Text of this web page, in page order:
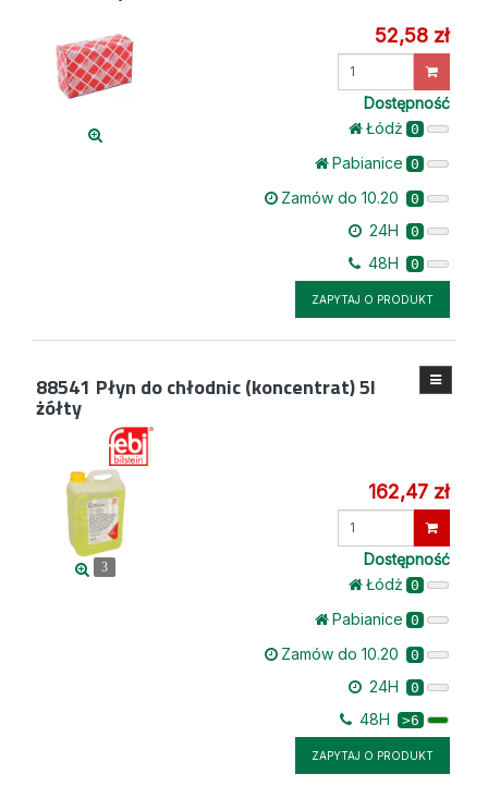
52,58 zł
Wprowadź
Dostępność
Łódż 0
Pabianice 0
Zamów do 10.20 0
24H 0
48H 0
ZAPYTAJ O PRODUKT
88541 Płyn do chłodnic (koncentrat) 5l
żółty
3
162,47 zł
Wprowadź
Dostępność
Łódż 0
Pabianice 0
Zamów do 10.20 0
24H 0
48H >6
ZAPYTAJ O PRODUKT